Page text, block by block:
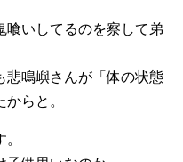
喰いしてるのを察して弟
悲鳴嶼さんが「体の状態
らと。